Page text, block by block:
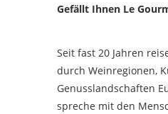
Gefällt Ihnen Le
Seit fast 20 Jahren
durch Weinregionen,
Genusslandschaften
spreche mit den